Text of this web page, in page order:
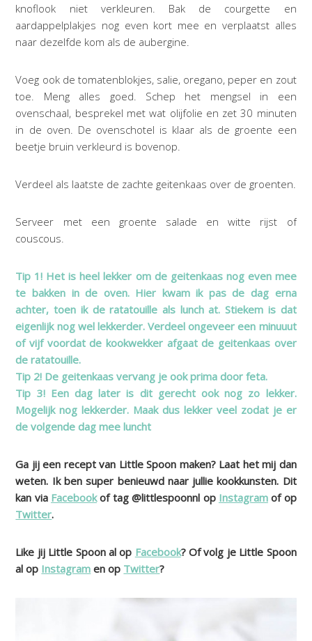
knoflook niet verkleuren. Bak de courgette en
aardappelplakjes nog even kort mee en verplaatst alles
naar dezelfde kom als de aubergine.
Voeg ook de tomatenblokjes, salie, oregano, peper en zout
toe. Meng alles goed. Schep het mengsel in een
ovenschaal, besprekel met wat olijfolie en zet 30 minuten
in de oven. De ovenschotel is klaar als de groente een
beetje bruin verkleurd is bovenop.
Verdeel als laatste de zachte geitenkaas over de groenten.
Serveer met een groente salade en witte rijst of
couscous.
Tip 1! Het is heel lekker om de geitenkaas nog even mee
te bakken in de oven. Hier kwam ik pas de dag erna
achter, toen ik de ratatouille als lunch at. Stiekem is dat
eigenlijk nog wel lekkerder. Verdeel ongeveer een minuuut
of vijf voordat de kookwekker afgaat de geitenkaas over
de ratatouille.
Tip 2! De geitenkaas vervang je ook prima door feta.
Tip 3! Een dag later is dit gerecht ook nog zo lekker.
Mogelijk nog lekkerder. Maak dus lekker veel zodat je er
de volgende dag mee luncht
Ga jij een recept van Little Spoon maken? Laat het mij dan
weten. Ik ben super benieuwd naar jullie kookkunsten. Dit
kan via Facebookof tag @littlespoonnl op Instagramof op
Twitter.
Like jij Little Spoon al op Facebook? Of volg je Little Spoon
al op Instagram en op Twitter?